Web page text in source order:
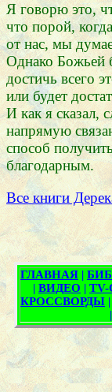
Я говорю это,
что порой,
от нас, мы
Однако Божьей
достичь всего
или будет
И как я сказал,
напрямую
способ
благодарным.
Все книги